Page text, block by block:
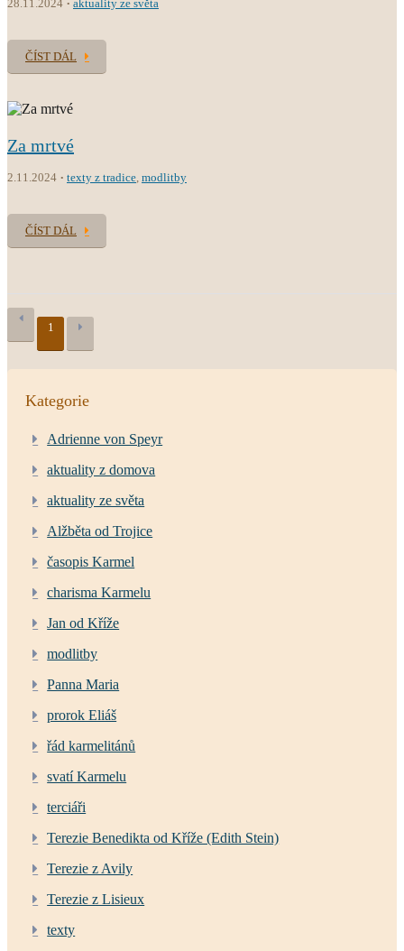
28.11.2024 aktuality ze světa
ČÍST DÁL
Za mrtvé
2.11.2024 texty z tradice modlitby
ČÍST DÁL
1
Kategorie
Adrienne von Speyr
aktuality z domova
aktuality ze světa
Alžběta od Trojice
časopis Karmel
charisma Karmelu
Jan od Kříže
modlitby
Panna Maria
prorok Eliáš
řád karmelitánů
svatí Karmelu
terciáři
Terezie Benedikta od Kříže (Edith Stein)
Terezie z Avily
Terezie z Lisieux
texty